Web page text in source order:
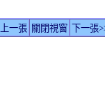
一張 關閉視窗 下一張